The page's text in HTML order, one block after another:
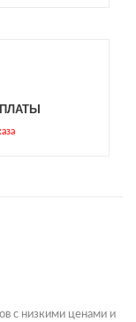
с низкими ценами и